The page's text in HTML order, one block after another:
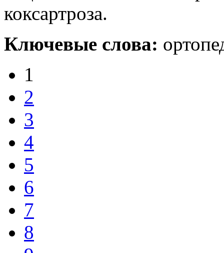
коксартроза.
Ключевые слова:
1
2
3
4
5
6
7
8